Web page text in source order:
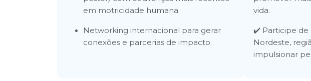
em motricidade humana.
Networking internacional para gerar
conexões e parcerias de impacto.
vida.
✔️ Participe de
Nordeste,
impulsionar